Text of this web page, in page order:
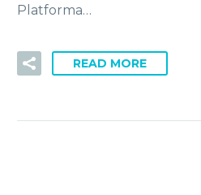
Platforma…
READ MORE